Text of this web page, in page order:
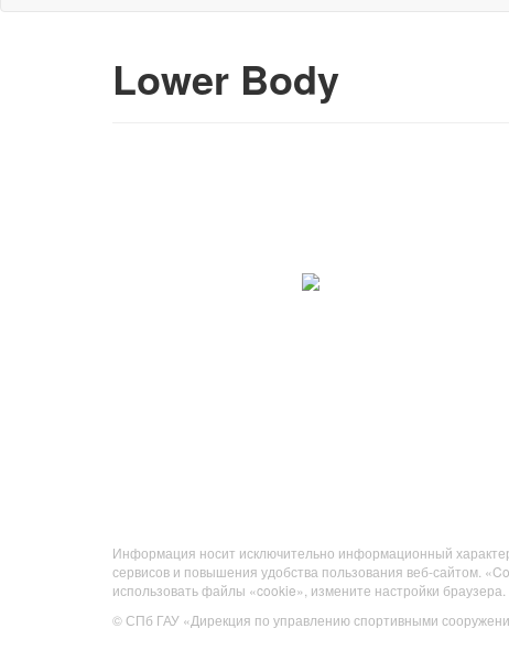
Lower Body
Информация носит исключительно информационный
сервисов и повышения удобства пользования веб-сайтом.
использовать файлы «cookie», измените настройки браузера.
© СПб ГАУ «Дирекция по управлению спортивными